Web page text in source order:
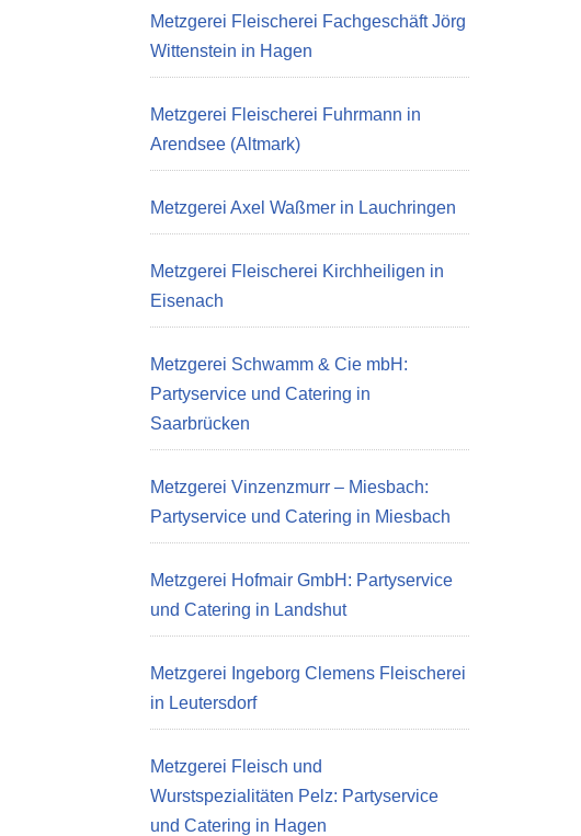
Metzgerei Fleischerei Fachgeschäft Jörg
Wittenstein in Hagen
Metzgerei Fleischerei Fuhrmann in
Arendsee (Altmark)
Metzgerei Axel Waßmer in Lauchringen
Metzgerei Fleischerei Kirchheiligen in
Eisenach
Metzgerei Schwamm & Cie mbH:
Partyservice und Catering in
Saarbrücken
Metzgerei Vinzenzmurr – Miesbach:
Partyservice und Catering in Miesbach
Metzgerei Hofmair GmbH: Partyservice
und Catering in Landshut
Metzgerei Ingeborg Clemens Fleischerei
in Leutersdorf
Metzgerei Fleisch und
Wurstspezialitäten Pelz: Partyservice
und Catering in Hagen